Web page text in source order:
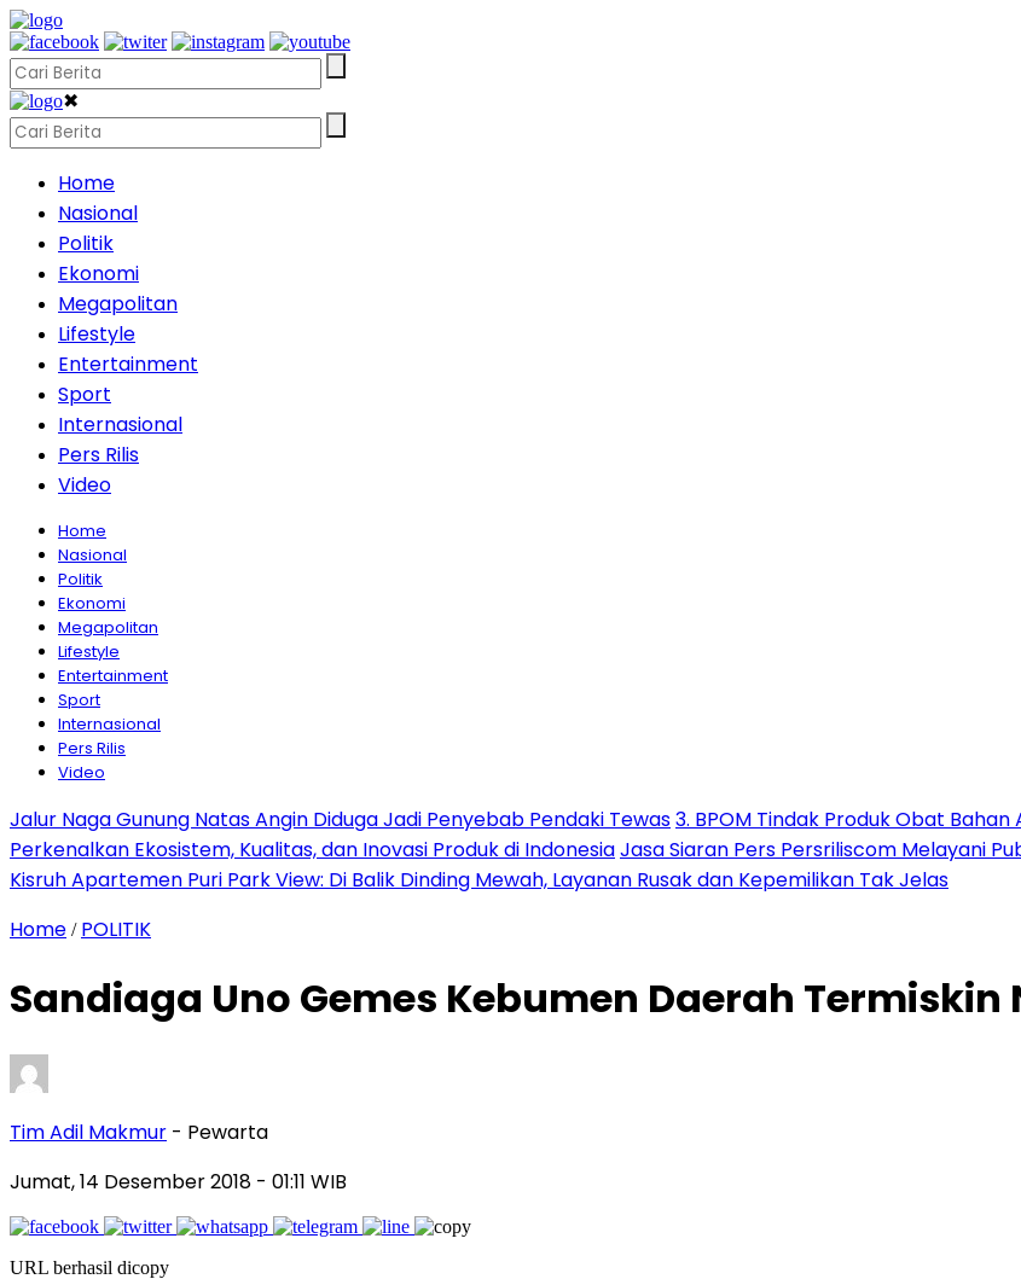
✖
Home
Nasional
Politik
Ekonomi
Megapolitan
Lifestyle
Entertainment
Sport
Internasional
Pers Rilis
Video
Home
Nasional
Politik
Ekonomi
Megapolitan
Lifestyle
Entertainment
Sport
Internasional
Pers Rilis
Video
Jalur Naga Gunung Natas Angin Diduga Jadi Penyebab Pendaki Tewas3. BPOM Tindak Produk Obat
Perkenalkan Ekosistem, Kualitas, dan Inovasi Produk di IndonesiaJasa Siaran Pers Persriliscom Melayani
Kisruh Apartemen Puri Park View: Di Balik Dinding Mewah, Layanan Rusak dan Kepemilikan Tak Jelas
Home / POLITIK
Sandiaga Uno Gemes Kebumen Daerah
Tim Adil Makmur - Pewarta
Jumat, 14 Desember 2018 - 01:11 WIB
URL berhasil dicopy